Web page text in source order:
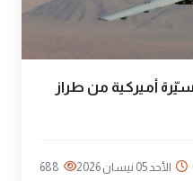
أميركية من طراز
الأحد 05 نيسان 2026 688